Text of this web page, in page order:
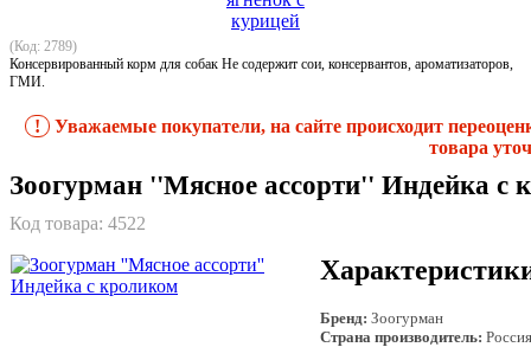
(Код: 2789)
Консервированный корм для собак Не содержит сои, консервантов, ароматизаторов,
ГМИ.
!
Уважаемые покупатели, на сайте происходит
товара
Зоогурман ''Мясное ассорти'' Индейка с
Код товара: 4522
Бренд: Зоогурман
Страна производитель: Россия